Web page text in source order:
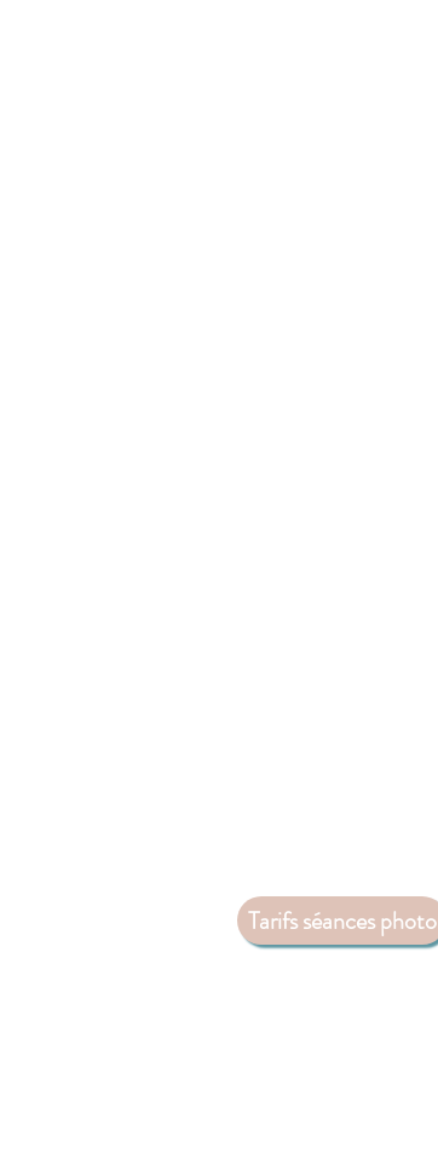
Tarifs séances photo